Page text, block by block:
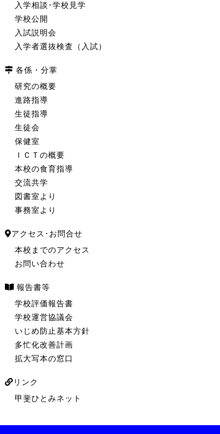
入学相談･学校見学
学校公開
入試説明会
入学者選抜検査（入試）
各係・分掌
研究の概要
進路指導
生徒指導
生徒会
保健室
ＩＣＴの概要
本校の食育指導
交流共学
図書室より
事務室より
アクセス･お問合せ
本校までのアクセス
お問い合わせ
報告書等
学校評価報告書
学校運営協議会
いじめ防止基本方針
多忙化改善計画
拡大写本の窓口
リンク
甲斐ひとみネット